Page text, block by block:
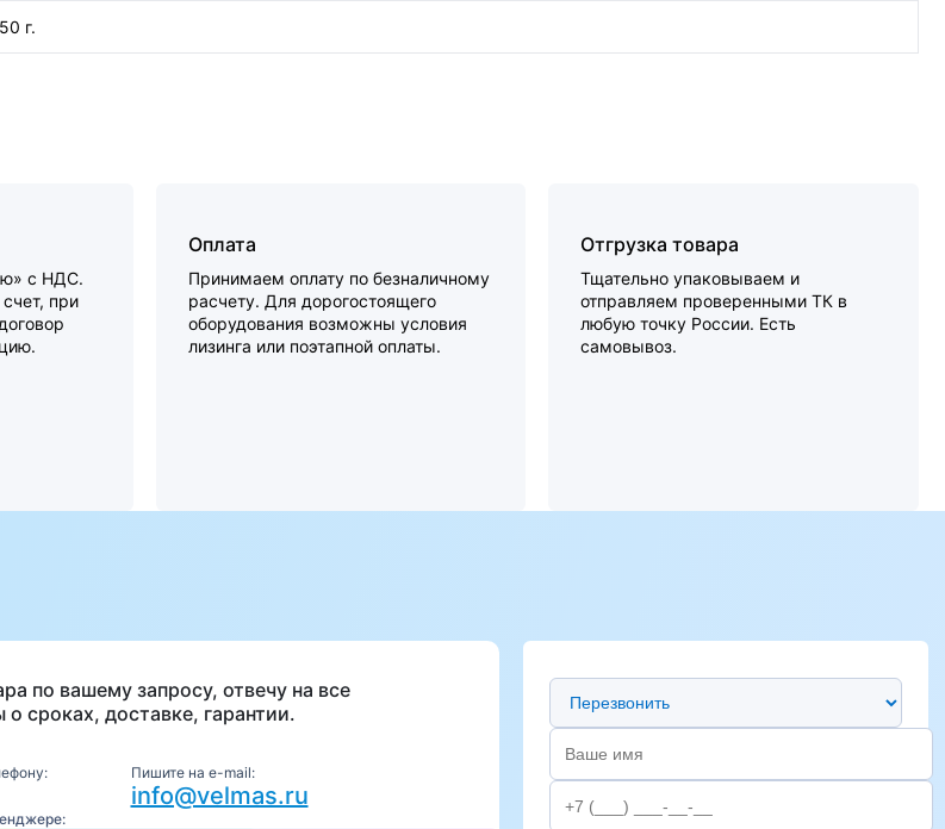
г.
с НДС.
при
Оплата
Принимаем оплату по безналичному
расчету. Для дорогостоящего
оборудования возможны условия
лизинга или поэтапной оплаты.
Отгрузка товара
Тщательно упаковываем и
отправляем проверенными ТК в
любую точку России. Есть
самовывоз.
по вашему запросу, отвечу на все
сроках, доставке, гарантии.
Пишите на e-mail:
info@velmas.ru
Предпочтительный способ связи